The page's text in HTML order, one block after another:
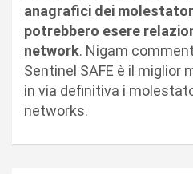
anagrafici dei
potrebbero esere
network. Nigam
Sentinel SAFE è il miglior
in via definitiva i
networks.